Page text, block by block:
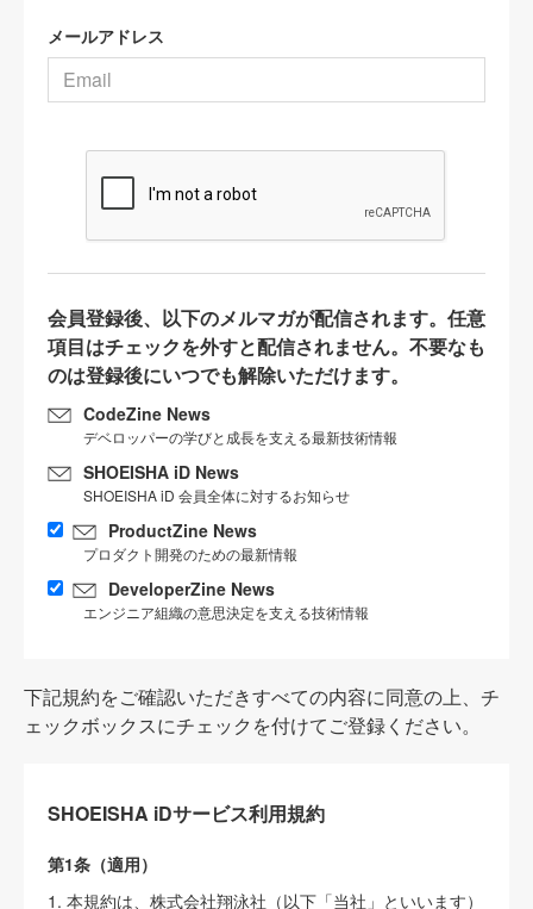
メールアドレス
会員登録後、以下のメルマガが配信されます。任意
項目はチェックを外すと配信されません。不要なも
のは登録後にいつでも解除いただけます。
CodeZine News
デベロッパーの学びと成長を支える最新技術情報
SHOEISHA iD News
SHOEISHA iD 会員全体に対するお知らせ
ProductZine News
プロダクト開発のための最新情報
DeveloperZine News
エンジニア組織の意思決定を支える技術情報
下記規約をご確認いただきすべての内容に同意の上、チ
ェックボックスにチェックを付けてご登録ください。
SHOEISHA iDサービス利用規約
第1条（適用）
1. 本規約は、株式会社翔泳社（以下「当社」といいます）